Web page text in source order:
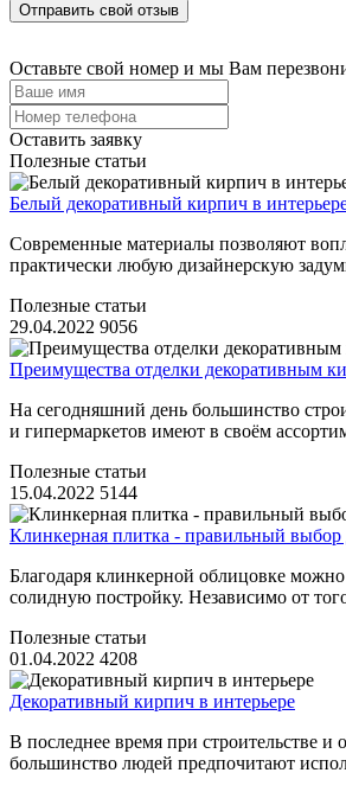
Отправить свой отзыв
Оставьте свой номер и мы Вам
Оставить заявку
Полезные статьи
Белый декоративный кирпич в
Современные материалы позволяют
практически любую дизайнерскую
Полезные статьи
29.04.2022 9056
Преимущества отделки декоративным
На сегодняшний день большинство
и гипермаркетов имеют в своём
Полезные статьи
15.04.2022 5144
Клинкерная плитка - правильный выбор
Благодаря клинкерной облицовке
солидную постройку. Независимо от
Полезные статьи
01.04.2022 4208
Декоративный кирпич в интерьере
В последнее время при строительстве и
большинство людей предпочитают